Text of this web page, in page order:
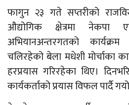
फागुन २३ गते सप्तरीको
औद्योगिक क्षेत्रमा नेकपा
अभियानअन्तरगतको
चलिरहेको बेला मधेशी मोर्चाका
हरप्रयास गरिरहेका थिए।
कार्यकर्ताको प्रयास विफल पार्दै